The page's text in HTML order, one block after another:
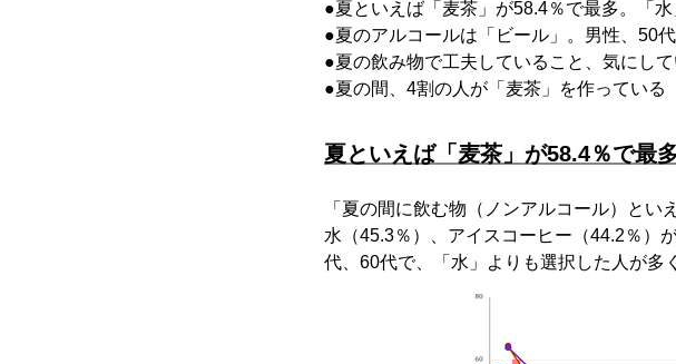
●夏といえば「麦茶」が58.4％で最多。「
●夏のアルコールは「ビール」。男性、50
●夏の飲み物で工夫していること、気にし
●夏の間、4割の人が「麦茶」を作っている
夏といえば「麦茶」が58.4％で最
「夏の間に飲む物（ノンアルコール）とい
水（45.3％）、アイスコーヒー（44.2％）
代、60代で、「水」よりも選択した人が多